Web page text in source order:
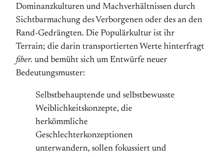
Dominanzkulturen und Machverhältnissen durch
Sichtbarmachung des Verborgenen oder des an den
Rand-Gedrängten. Die Populärkultur ist ihr
Terrain; die darin transportierten Werte hinterfragt
fiber. und bemüht sich um Entwürfe neuer
Bedeutungsmuster:
Selbstbehauptende und selbstbewusste
Weiblichkeitskonzepte, die
herkömmliche
Geschlechterkonzeptionen
unterwandern, sollen fokussiert und